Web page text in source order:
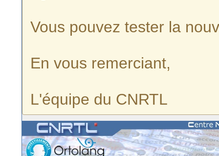
Vous pouvez tester la
En vous remerciant,
L'équipe du CNRTL